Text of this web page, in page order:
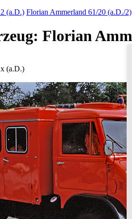
(a.D.) Florian Ammerland 61/20 (a.D./2)
Florian
(a.D.)